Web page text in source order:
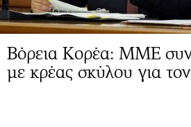
Βόρεια Κορέα: ΜΜΕ
με κρέας σκύλου για